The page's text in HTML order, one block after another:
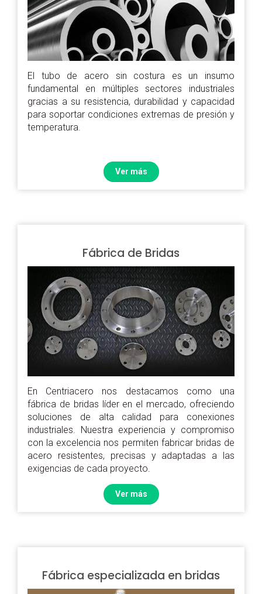
El tubo de acero sin costura es un insumo
fundamental en múltiples sectores industriales
gracias a su resistencia, durabilidad y capacidad
para soportar condiciones extremas de presión y
temperatura.
Ver más
Fábrica de Bridas
En Centriacero nos destacamos como una
fábrica de bridas líder en el mercado, ofreciendo
soluciones de alta calidad para conexiones
industriales. Nuestra experiencia y compromiso
con la excelencia nos permiten fabricar bridas de
acero resistentes, precisas y adaptadas a las
exigencias de cada proyecto.
Ver más
Fábrica especializada en bridas